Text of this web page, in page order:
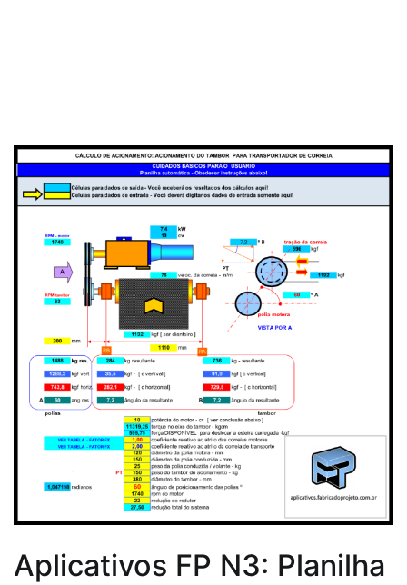
Aplicativos FP N3: Planilha